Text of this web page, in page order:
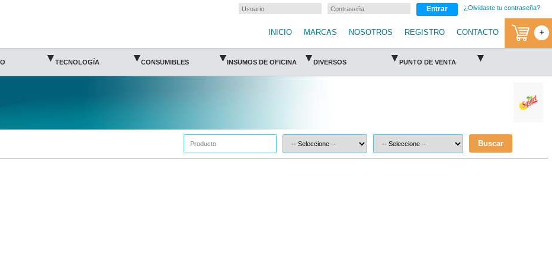
Entrar ¿Olvidaste tu contraseña?
INICIO MARCAS NOSOTROS REGISTRO CONTACTO +
▾ TECNOLOGÍA ▾ CONSUMIBLES ▾ INSUMOS DE OFICINA ▾ DIVERSOS ▾ PUNTO DE VENTA ▾
Buscar